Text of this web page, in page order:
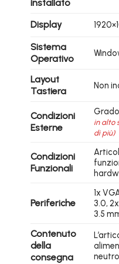
installato
Display
Sistema
Operativo
Layout
Tastiera
Non
Condizioni
Esterne
in alto
di più)
Condizioni
Funzionali
Periferiche
1x
3.0,
3.5
Contenuto
della
consegna